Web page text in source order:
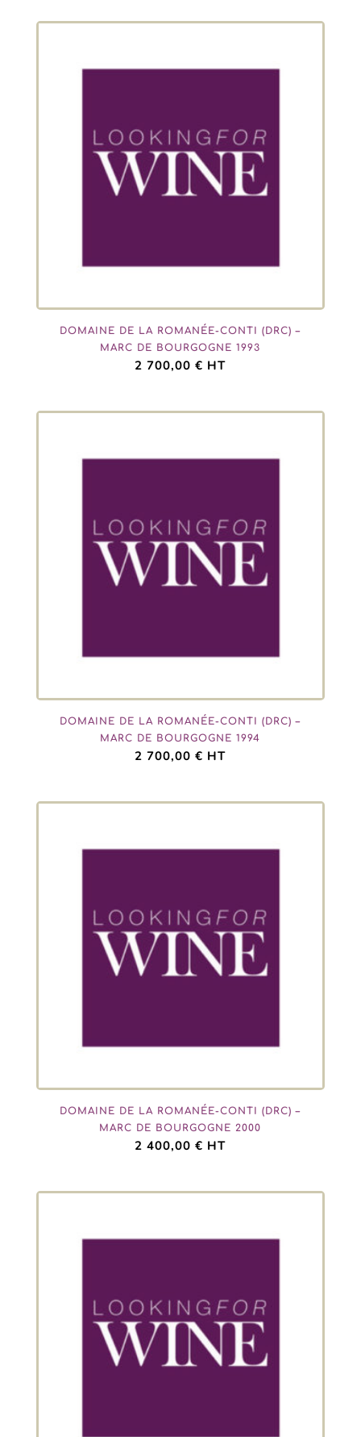
DOMAINE DE LA ROMANÉE-CONTI (DRC) –
MARC DE BOURGOGNE 1993
2 700,00€ HT
DOMAINE DE LA ROMANÉE-CONTI (DRC) –
MARC DE BOURGOGNE 1994
2 700,00€ HT
DOMAINE DE LA ROMANÉE-CONTI (DRC) –
MARC DE BOURGOGNE 2000
2 400,00€ HT